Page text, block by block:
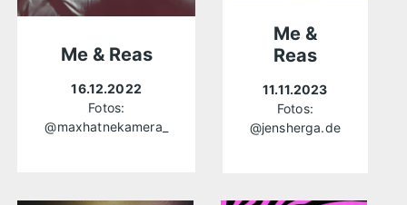
Me & Reas
16.12.2022
Fotos:
@maxhatnekamera_
Me &
Reas
11.11.2023
Fotos:
@jensherga.de